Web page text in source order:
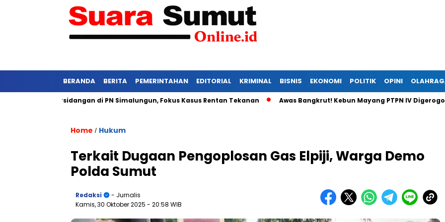
BERANDA BERITA PEMERINTAHAN EDITORIAL KRIMINAL BISNIS EKONOMI POLITIK OPINI
Persidangan di PN Simalungun, Fokus Kasus Rentan Tekanan Awas Bangkrut! Kebun Mayang PTPN IV Digerogoti
Home / Hukum
Terkait Dugaan Pengoplosan Gas Elpiji, Warga Demo
Polda Sumut
Redaksi
- Jurnalis
Kamis, 30 Oktober 2025 - 20:58 WIB